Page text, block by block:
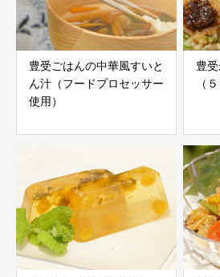
豊受ごはんの中華風すいと
ん汁（フードプロセッサー
使用）
豊
（